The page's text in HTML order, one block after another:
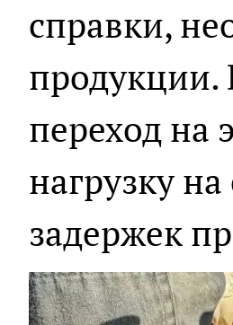
справки,
продукции.
переход на
нагрузку
задержек